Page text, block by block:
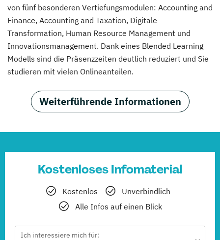
von fünf besonderen Vertiefungsmodulen: Accounting and
Finance, Accounting and Taxation, Digitale
Transformation, Human Resource Management und
Innovationsmanagement. Dank eines Blended Learning
Modells sind die Präsenzzeiten deutlich reduziert und Sie
studieren mit vielen Onlineanteilen.
Weiterführende Informationen
Kostenloses Infomaterial
Kostenlos
Unverbindlich
Alle Infos auf einen Blick
Ich interessiere mich für: